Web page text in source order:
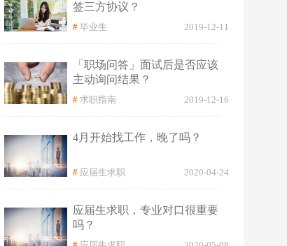
签三方协议？
# 毕业生 2019-12-11
「职场问答」面试后是否应该
主动询问结果？
# 求职指南 2019-12-16
4月开始找工作，晚了吗？
# 应届生求职 2020-04-24
应届生求职，专业对口很重要
吗？